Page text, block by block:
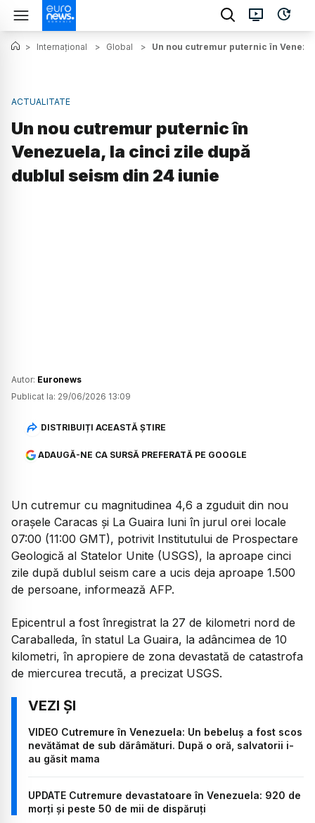
> Internațional > Global > Un nou cutremur puternic în
ACTUALITATE
Un nou cutremur puternic în
Venezuela, la cinci zile după
dublul seism din 24 iunie
Autor: Euronews
Publicat la: 29/06/2026 13:09
DISTRIBUIȚI ACEASTĂ ȘTIRE
ADAUGĂ-NE CA SURSĂ PREFERATĂ PE GOOGLE
Un cutremur cu magnitudinea 4,6 a zguduit din nou
orașele Caracas și La Guaira luni în jurul orei locale
07:00 (11:00 GMT), potrivit Institutului de Prospectare
Geologică al Statelor Unite (USGS), la aproape cinci
zile după dublul seism care a ucis deja aproape 1.500
de persoane, informează AFP.
Epicentrul a fost înregistrat la 27 de kilometri nord de
Caraballeda, în statul La Guaira, la adâncimea de 10
kilometri, în apropiere de zona devastată de catastrofa
de miercurea trecută, a precizat USGS.
VIDEO Cutremure în Venezuela: Un bebeluș a fost scos
nevătămat de sub dărâmături. După o oră, salvatorii i-
au găsit mama
UPDATE Cutremure devastatoare în Venezuela: 920 de
morți și peste 50 de mii de dispăruți